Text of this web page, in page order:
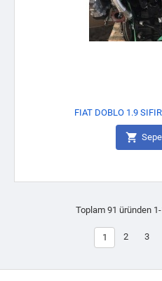
FIAT DOBLO 1.9

Toplam 91 üründen
1 2 3